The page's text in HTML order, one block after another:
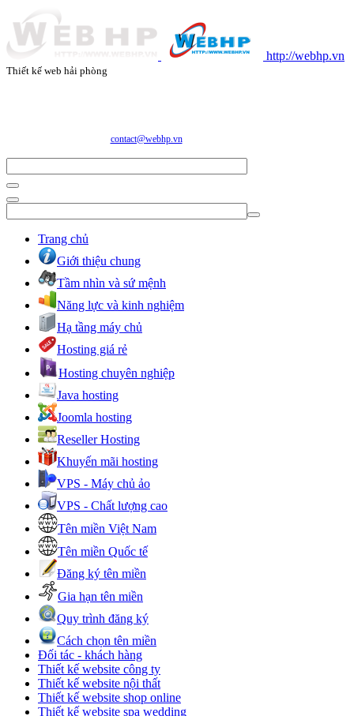
http://webhp.vn
Thiết kế web hải phòng
contact@webhp.vn| Hotline: 0989.921.083
Trang chủ
Giới thiệu chung
Tầm nhìn và sứ mệnh
Năng lực và kinh nghiệm
Hạ tầng máy chủ
Hosting giá rẻ
Hosting chuyên nghiệp
Java hosting
Joomla hosting
Reseller Hosting
Khuyến mãi hosting
VPS - Máy chủ ảo
VPS - Chất lượng cao
Tên miền Việt Nam
Tên miền Quốc tế
Đăng ký tên miền
Gia hạn tên miền
Quy trình đăng ký
Cách chọn tên miền
Đối tác - khách hàng
Thiết kế website công ty
Thiết kế website nội thất
Thiết kế website shop online
Thiết kế website spa wedding